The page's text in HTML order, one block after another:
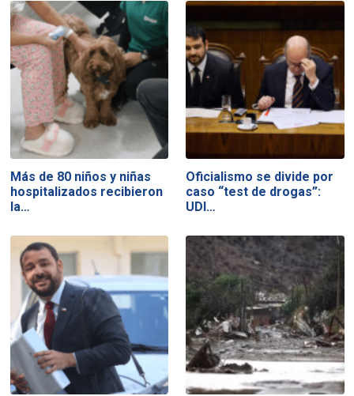
Más de 80 niños y niñas
hospitalizados recibieron
la…
Oficialismo se divide por
caso “test de drogas”:
UDI…